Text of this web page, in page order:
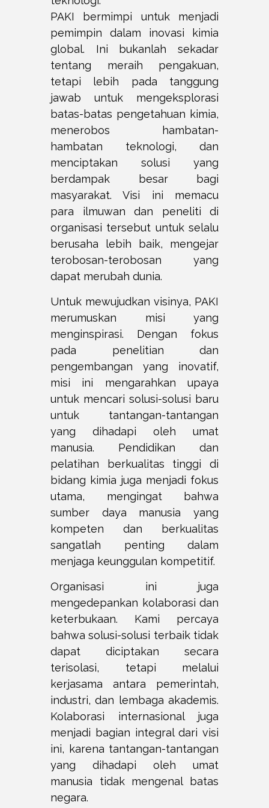
PAKI bermimpi untuk menjadi
pemimpin dalam inovasi kimia
global. Ini bukanlah sekadar
tentang meraih pengakuan,
tetapi lebih pada tanggung
jawab untuk mengeksplorasi
batas-batas pengetahuan kimia,
menerobos hambatan-
hambatan teknologi, dan
menciptakan solusi yang
berdampak besar bagi
masyarakat. Visi ini memacu
para ilmuwan dan peneliti di
organisasi tersebut untuk selalu
berusaha lebih baik, mengejar
terobosan-terobosan yang
dapat merubah dunia.
Untuk mewujudkan visinya, PAKI
merumuskan misi yang
menginspirasi. Dengan fokus
pada penelitian dan
pengembangan yang inovatif,
misi ini mengarahkan upaya
untuk mencari solusi-solusi baru
untuk tantangan-tantangan
yang dihadapi oleh umat
manusia. Pendidikan dan
pelatihan berkualitas tinggi di
bidang kimia juga menjadi fokus
utama, mengingat bahwa
sumber daya manusia yang
kompeten dan berkualitas
sangatlah penting dalam
menjaga keunggulan kompetitif.
Organisasi ini juga
mengedepankan kolaborasi dan
keterbukaan. Kami percaya
bahwa solusi-solusi terbaik tidak
dapat diciptakan secara
terisolasi, tetapi melalui
kerjasama antara pemerintah,
industri, dan lembaga akademis.
Kolaborasi internasional juga
menjadi bagian integral dari visi
ini, karena tantangan-tantangan
yang dihadapi oleh umat
manusia tidak mengenal batas
negara.